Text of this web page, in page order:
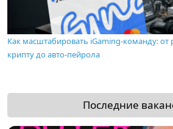
Как масштабировать iGaming-команду:
крипту до авто-пейрола
Последние